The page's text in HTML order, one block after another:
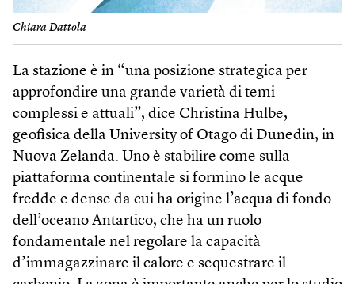
Chiara Dattola
La stazione è in “una posizione strategica per
approfondire una grande varietà di temi
complessi e attuali”, dice Christina Hulbe,
geofisica della University of Otago di Dunedin, in
Nuova Zelanda. Uno è stabilire come sulla
piattaforma continentale si formino le acque
fredde e dense da cui ha origine l’acqua di fondo
dell’oceano Antartico, che ha un ruolo
fondamentale nel regolare la capacità
d’immagazzinare il calore e sequestrare il